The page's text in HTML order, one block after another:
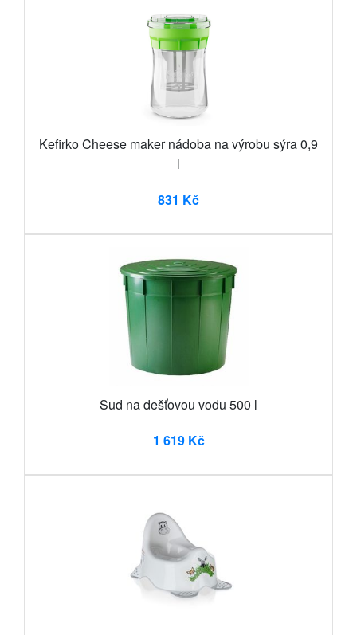
Kefirko Cheese maker nádoba na výrobu sýra 0,9
l
831 Kč
Sud na dešťovou vodu 500 l
1 619 Kč